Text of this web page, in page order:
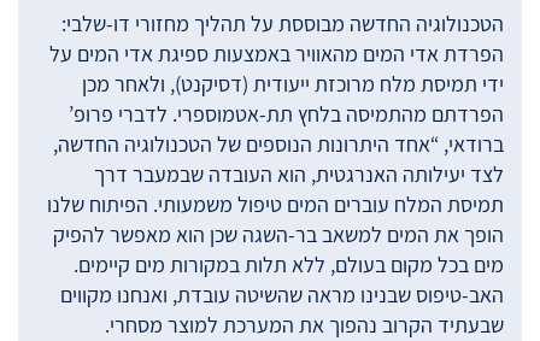
הטכנולוגיה החדשה מבוססת על תהליך מחזורי דו-שלבי:
הפרדת אדי המים מהאוויר באמצעות ספיגת אדי המים על
ידי תמיסת מלח מרוכזת ייעודית (דסיקנט), ולאחר מכן
הפרדתם מהתמיסה בלחץ תת-אטמוספרי. לדברי פרופ’
ברודאי, “אחד היתרונות הנוספים של הטכנולוגיה החדשה,
לצד יעילותה האנרגטית, הוא העובדה שבמעבר דרך
תמיסת המלח עוברים המים טיפול משמעותי. הפיתוח שלנו
הופך את המים למשאב בר-השגה שכן הוא מאפשר להפיק
מים בכל מקום בעולם, ללא תלות במקורות מים קיימים.
האב-טיפוס שבנינו מראה שהשיטה עובדת, ואנחנו מקווים
שבעתיד הקרוב נהפוך את המערכת למוצר מסחרי.